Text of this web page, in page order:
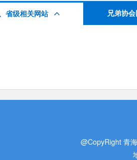
省级相关网站 兄弟协
@CopyRight 青